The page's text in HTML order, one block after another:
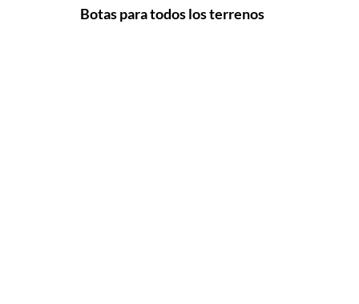
Botas para todos los terrenos